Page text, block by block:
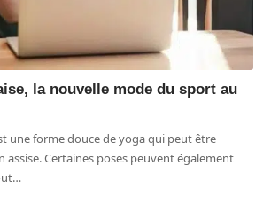
la nouvelle mode du sport au
une forme douce de yoga qui peut être
assise. Certaines poses peuvent également
…